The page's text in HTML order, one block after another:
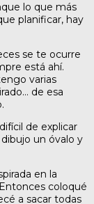
lo que más
planificar, hay
se te ocurre
está ahí.
varias
de esa
de explicar
un óvalo y
en la
coloqué
a sacar todas